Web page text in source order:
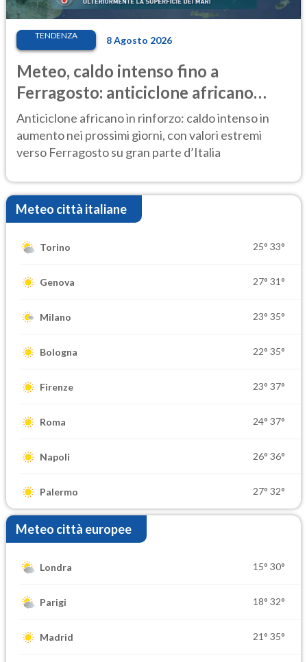
TENDENZA 8 Agosto 2026
Meteo, caldo intenso fino a
Ferragosto: anticiclone africano
ancora protagonista
Anticiclone africano in rinforzo: caldo intenso in
aumento nei prossimi giorni, con valori estremi
verso Ferragosto su gran parte d’Italia
Meteo città italiane
Torino 25° 33°
Genova 27° 31°
Milano 23° 35°
Bologna 22° 35°
Firenze 23° 37°
Roma 24° 37°
Napoli 26° 36°
Palermo 27° 32°
Meteo città europee
Londra 15° 30°
Parigi 18° 32°
Madrid 21° 35°